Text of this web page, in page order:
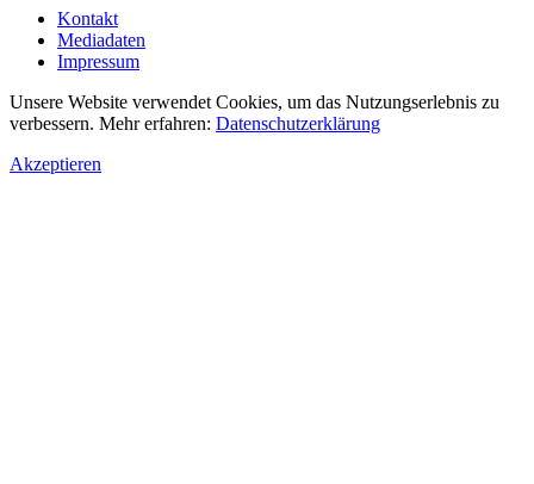
Kontakt
Mediadaten
Impressum
Unsere Website verwendet Cookies, um das Nutzungserlebnis zu
verbessern. Mehr erfahren: Datenschutzerklärung
Akzeptieren